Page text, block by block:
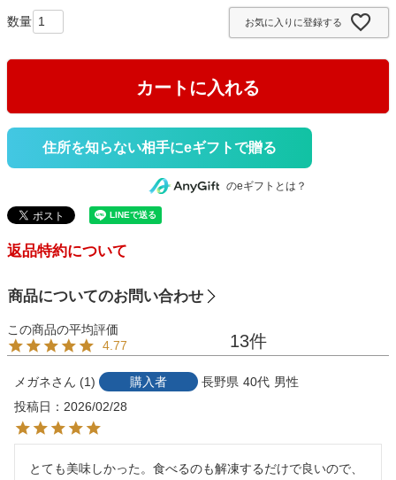
お気に入りに登録する
カートに入れる
住所を知らない相手にeギフトで贈る
のeギフトとは？
返品特約について
商品についてのお問い合わせ
4.77 13
メガネ 1 購入者 長野県 40代 男性
投稿日
2026/02/28
とても美味しかった。食べるのも解凍するだけで良いので、